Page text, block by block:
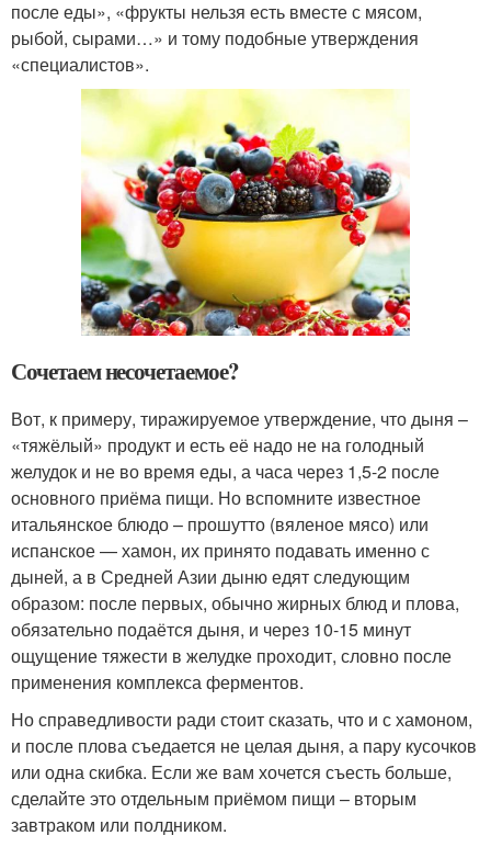
после еды», «фрукты нельзя есть вместе с мясом,
рыбой, сырами…» и тому подобные утверждения
«специалистов».
Сочетаем несочетаемое?
Вот, к примеру, тиражируемое утверждение, что дыня –
«тяжёлый» продукт и есть её надо не на голодный
желудок и не во время еды, а часа через 1,5-2 после
основного приёма пищи. Но вспомните известное
итальянское блюдо – прошутто (вяленое мясо) или
испанское — хамон, их принято подавать именно с
дыней, а в Средней Азии дыню едят следующим
образом: после первых, обычно жирных блюд и плова,
обязательно подаётся дыня, и через 10-15 минут
ощущение тяжести в желудке проходит, словно после
применения комплекса ферментов.
Но справедливости ради стоит сказать, что и с хамоном,
и после плова съедается не целая дыня, а пару кусочков
или одна скибка. Если же вам хочется съесть больше,
сделайте это отдельным приёмом пищи – вторым
завтраком или полдником.